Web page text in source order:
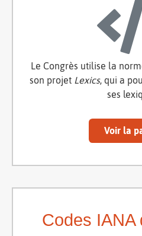
Le Congrès utilise la
son projet Lexics, qui a
ses
Voir la
Codes IANA